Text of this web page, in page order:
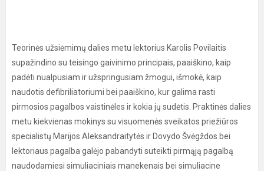
Teorinės užsiėmimų dalies metu lektorius Karolis Povilaitis
supažindino su teisingo gaivinimo principais, paaiškino, kaip
padėti nualpusiam ir užspringusiam žmogui, išmokė, kaip
naudotis defibriliatoriumi bei paaiškino, kur galima rasti
pirmosios pagalbos vaistinėles ir kokia jų sudėtis. Praktinės dalies
metu kiekvienas mokinys su visuomenės sveikatos priežiūros
specialistų Marijos Aleksandraitytės ir Dovydo Švėgždos bei
lektoriaus pagalba galėjo pabandyti suteikti pirmąją pagalbą
naudodamiesi simuliaciniais manekenais bei simuliacine